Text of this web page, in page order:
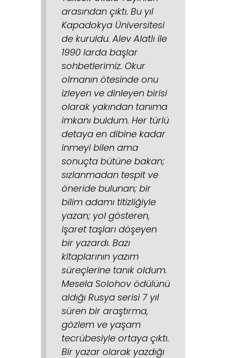
arasından çıktı. Bu yıl
Kapadokya Üniversitesi
de kuruldu. Alev Alatlı ile
1990 larda başlar
sohbetlerimiz. Okur
olmanın ötesinde onu
izleyen ve dinleyen birisi
olarak yakından tanıma
imkanı buldum. Her türlü
detaya en dibine kadar
inmeyi bilen ama
sonuçta bütüne bakan;
sızlanmadan tespit ve
öneride bulunan; bir
bilim adamı titizliğiyle
yazan; yol gösteren,
işaret taşları döşeyen
bir yazardı. Bazı
kitaplarının yazım
süreçlerine tanık oldum.
Mesela Solohov ödülünü
aldığı Rusya serisi 7 yıl
süren bir araştırma,
gözlem ve yaşam
tecrübesiyle ortaya çıktı.
Bir yazar olarak yazdığı